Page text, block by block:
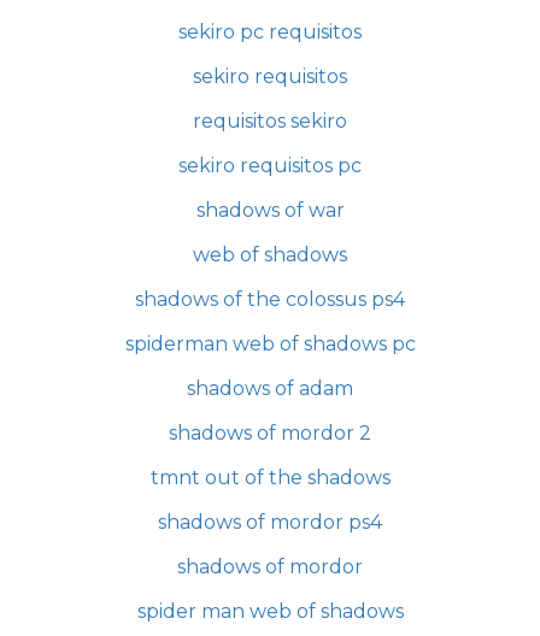
sekiro pc requisitos
sekiro requisitos
requisitos sekiro
sekiro requisitos pc
shadows of war
web of shadows
shadows of the colossus ps4
spiderman web of shadows pc
shadows of adam
shadows of mordor 2
tmnt out of the shadows
shadows of mordor ps4
shadows of mordor
spider man web of shadows